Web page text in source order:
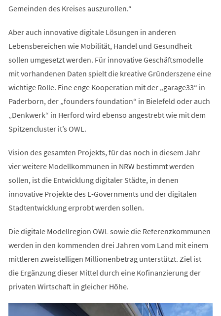
Gemeinden des Kreises auszurollen.“
Aber auch innovative digitale Lösungen in anderen
Lebensbereichen wie Mobilität, Handel und Gesundheit
sollen umgesetzt werden. Für innovative Geschäftsmodelle
mit vorhandenen Daten spielt die kreative Gründerszene eine
wichtige Rolle. Eine enge Kooperation mit der „garage33“ in
Paderborn, der „founders foundation“ in Bielefeld oder auch
„Denkwerk“ in Herford wird ebenso angestrebt wie mit dem
Spitzencluster it’s OWL.
Vision des gesamten Projekts, für das noch in diesem Jahr
vier weitere Modellkommunen in NRW bestimmt werden
sollen, ist die Entwicklung digitaler Städte, in denen
innovative Projekte des E-Governments und der digitalen
Stadtentwicklung erprobt werden sollen.
Die digitale Modellregion OWL sowie die Referenzkommunen
werden in den kommenden drei Jahren vom Land mit einem
mittleren zweistelligen Millionenbetrag unterstützt. Ziel ist
die Ergänzung dieser Mittel durch eine Kofinanzierung der
privaten Wirtschaft in gleicher Höhe.